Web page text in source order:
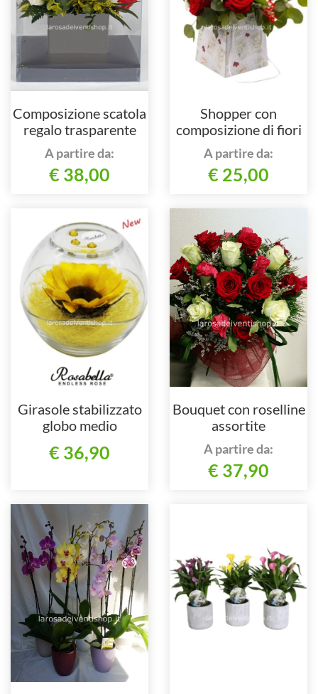
Composizione scatola
regalo trasparente
A partire da:
€ 38,00
Shopper con
composizione di fiori
misti
A partire da:
€ 25,00
Girasole stabilizzato
globo medio
€ 36,90
Bouquet con roselline
assortite
A partire da:
€ 37,90